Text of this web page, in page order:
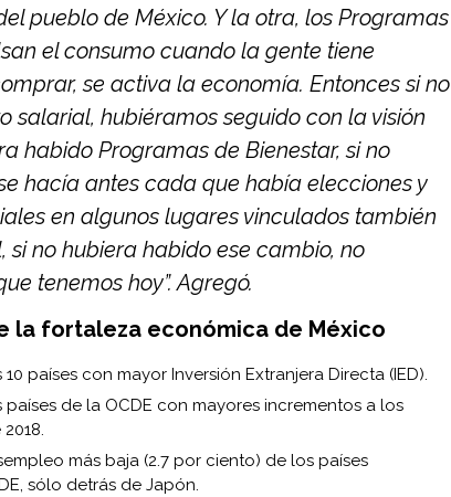
pueblo de México. Y la otra, los Programas
el consumo cuando la gente tiene
se activa la economía. Entonces si no
salarial, hubiéramos seguido con la visión
habido Programas de Bienestar, si no
hacía antes cada que había elecciones y
en algunos lugares vinculados también
si no hubiera habido ese cambio, no
tenemos hoy”. Agregó.
la fortaleza económica de México
países con mayor Inversión Extranjera Directa (IED).
países de la OCDE con mayores incrementos a los
más baja (2.7 por ciento) de los países
sólo detrás de Japón.